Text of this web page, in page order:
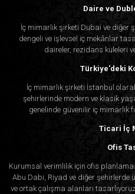
Daire ve
İç mimarlık şirketi Dubai ve diğer
dengeli ve işlevsel iç mekânlar
daireler, rezidans kuleleri
Türkiye'deki
İç mimarlık şirketi İstanbul
şehirlerinde modern ve klasik
genelinde güvenilir iç mimarlık
Ticari İç
Ofis
Kurumsal verimlilik için ofis
Abu Dabi, Riyad ve diğer şehirlerde
ve ortak çalışma alanları